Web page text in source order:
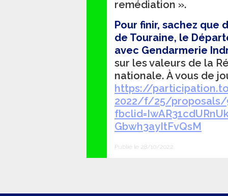
remédiation ».
Pour finir, sachez
de Touraine, le
avec Gendarmerie
sur les valeurs de la
nationale. À vous de
https://
2022/f/25/proposals/
Gbwh3ayItFvQsM
Publié le 28/10/2022